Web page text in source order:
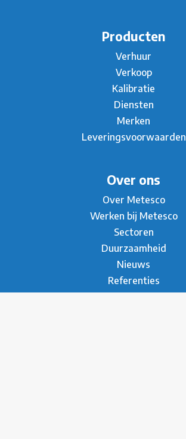
Producten
Verhuur
Verkoop
Kalibratie
Diensten
Merken
Leveringsvoorwaarden
Over ons
Over Metesco
Werken bij Metesco
Sectoren
Duurzaamheid
Nieuws
Referenties
Brochure